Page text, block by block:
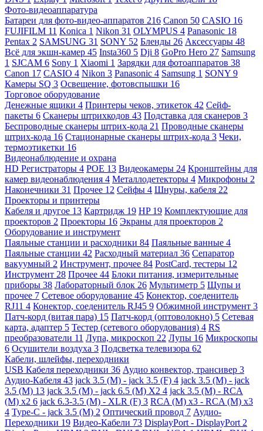
Фото-видеоаппаратура
Батареи для фото-видео-аппаратов 216 Canon 50 CASIO 16
FUJIFILM 11 Konica 1 Nikon 31 OLYMPUS 4 Panasonic 18
Pentax 2 SAMSUNG 31 SONY 52 Бленды 26 Аксессуары 48
Всё для экшн-камер 45 Insta360 5 Dji 8 GoPro Hero 27 Samsung
1 SJCAM 6 Sony 1 Xiaomi 1 Зарядки для фотоаппаратов 38
Canon 17 CASIO 4 Nikon 3 Panasonic 4 Samsung 1 SONY 9
Камеры SQ 3 Освещение, фотовспышки 16
Торговое оборудование
Денежные ящики 4 Принтеры чеков, этикеток 42 Сейф-
пакеты 6 Сканеры штрихкодов 43 Подставка для сканеров 3
Беспроводные сканеры штрих-кода 21 Проводные сканеры
штрих-кода 16 Стационарные сканеры штрих-кода 3 Чеки,
термоэтикетки 16
Видеонаблюдение и охрана
HD Регистраторы 4 POE 13 Видеокамеры 24 Кронштейны для
камер видеонаблюдения 4 Металлодетекторы 4 Микрофоны 2
Наконечники 31 Прочее 12 Сейфы 4 Шнуры, кабеля 22
Проекторы и принтеры
Кабеля и другое 13 Картридж 19 HP 19 Комплектующие для
проекторов 2 Проекторы 16 Экраны для проекторов 2
Оборудование и инструмент
Паяльные станции и расходники 84 Паяльные ванные 4
Паяльные станции 42 Расходный материал 36 Сепаратор
вакуумный 2 Инструмент, прочее 84 PostCard, тестеры 12
Инструмент 28 Прочее 44 Блоки питания, измерительные
приборы 38 Лабораторный блок 26 Мультиметр 5 Щупы и
прочее 7 Сетевое оборудование 45 Конектор, соеденитель
RJ11 4 Конектор, соеденитель RJ45 9 Обжимной инструмент 3
Патч-корд (витая пара) 15 Патч-корд (оптоволокно) 5 Сетевая
карта, адаптер 5 Тестер (сетевого оборудования) 4 RS
преобразователи 11 Лупа, микроскоп 22 Лупы 16 Микроскопы
6 Осушители воздуха 3 Подсветка телевизора 62
Кабели, шлейфы, переходники
USB Кабеля переходники 36 Аудио конвектор, трансивер 3
Аудио-Кабеля 43 jack 3.5 (M) - jack 3.5 (F) 4 jack 3.5 (M) - jack
3.5 (M) 13 jack 3.5 (M) - jack 6.5 (M) X2 4 jack 3.5 (M) - RCA
(M) x2 6 jack 6.3-3.5 (M) - XLR (F) 3 RCA (M) x3 - RCA (M) x3
4 Type-C - jack 3.5 (M) 2 Оптический провод 7 Аудио-
Переходники 19 Видео-Кабели 73 DisplayPort - DisplayPort 2